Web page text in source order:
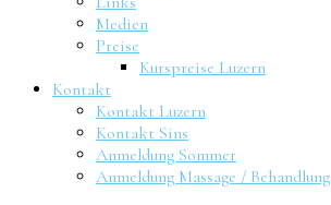
Medien
Preise
Kurspreise Luzern
Kontakt
Kontakt Luzern
Kontakt Sins
Anmeldung Sommer
Anmeldung Massage / Behandlung